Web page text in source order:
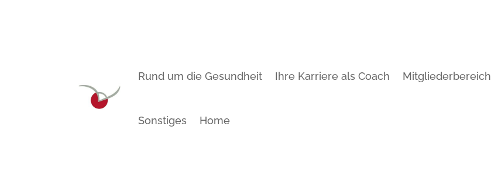
Rund um die Gesundheit Ihre Karriere als Coach Mitgliederbereich
Sonstiges Home